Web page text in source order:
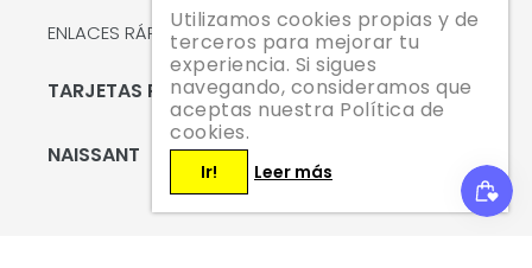
ENLACES RÁPIDOS
TARJETAS REGALO
NAISSANT
Utilizamos cookies propias y de
terceros para mejorar tu
experiencia. Si sigues
navegando, consideramos que
aceptas nuestra Política de
cookies.
Ir! Leer más